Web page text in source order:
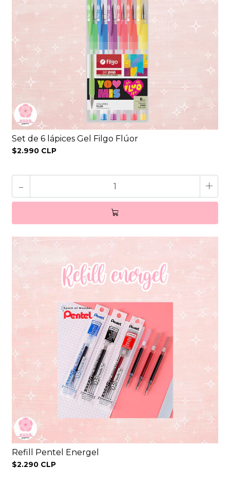
Set de 6 lápices Gel Filgo Flúor
$2.990 CLP
- +
Refill Pentel Energel
$2.290 CLP